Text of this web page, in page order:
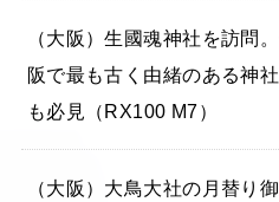
（大阪）生國魂神社を訪問
阪で最も古く由緒のある神
も必見（RX100 M7）
（大阪）大鳥大社の月替り